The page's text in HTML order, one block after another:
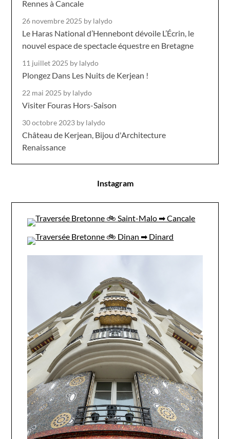
Rennes à Cancale
26 novembre 2025 by lalydo
Le Haras National d’Hennebont dévoile L’Écrin, le
nouvel espace de spectacle équestre en Bretagne
11 juillet 2025 by lalydo
Plongez Dans Les Nuits de Kerjean !
22 mai 2025 by lalydo
Visiter Fouras Hors-Saison
30 octobre 2023 by lalydo
Château de Kerjean, Bijou d'Architecture
Renaissance
Instagram